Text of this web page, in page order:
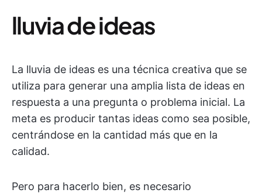
lluvia de ideas
La lluvia de ideas es una técnica creativa que se
utiliza para generar una amplia lista de ideas en
respuesta a una pregunta o problema inicial. La
meta es producir tantas ideas como sea posible,
centrándose en la cantidad más que en la
calidad.
Pero para hacerlo bien, es necesario